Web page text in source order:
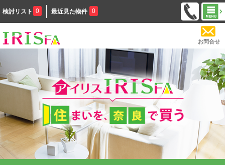
検討リスト 0 最近見た物件 0
お問合せ